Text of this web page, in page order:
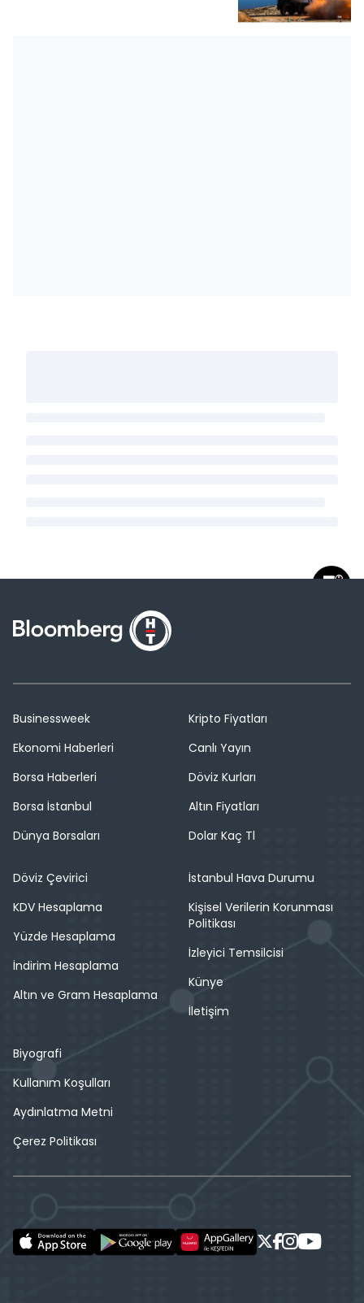
Businessweek
Ekonomi Haberleri
Borsa Haberleri
Borsa İstanbul
Dünya Borsaları
Kripto Fiyatları
Canlı Yayın
Döviz Kurları
Altın Fiyatları
Dolar Kaç Tl
Döviz Çevirici
KDV Hesaplama
Yüzde Hesaplama
İndirim Hesaplama
Altın ve Gram Hesaplama
İstanbul Hava Durumu
Kişisel Verilerin Korunması
Politikası
İzleyici Temsilcisi
Künye
İletişim
Biyografi
Kullanım Koşulları
Aydınlatma Metni
Çerez Politikası